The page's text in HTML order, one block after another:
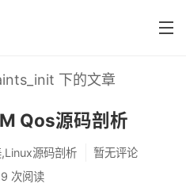
页
类
之美
核设计
下的文章
Qos源码剖析
源码剖析
暂无评论
次阅读